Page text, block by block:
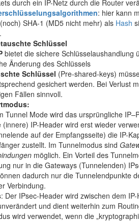
durch ein IP-Netz durch die Router
: hier kann
SHA-1 (MD5 nicht mehr) als Hash
Schlüssel
bietet die sichere Schlüsselaushandlung
Änderung des Schlüssels
Schlüssel (Pre-shared-keys)
gesichert werden. Bei Verlust
Fällen sinnvoll.
Tunnel Mode wird das ursprüngliche
(innere) IP-Header wird erst wieder
auf der Empfangsseite) die IP-
zustellt. Im Tunnelmodus sind
möglich. Ein Vorteil des
nur in die Gateways (Tunnelenden)
dadurch nur die Tunnelendpunkte
Verbindung.
: Der IPsec-Header wird zwischen dem
und dient weiterhin zum
wird verwendet, wenn die